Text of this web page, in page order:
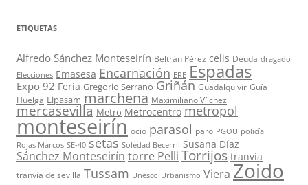
ETIQUETAS
Alfredo Sánchez Monteseirín Beltrán Pérez celis Deuda dragado
Elecciones Emasesa Encarnación ERE Espadas
Expo 92 Feria Gregorio Serrano Griñán Guadalquivir Guía
Huelga Lipasam marchena Maximiliano Vílchez
mercasevilla Metro Metrocentro metropol
monteseirín ocio parasol paro PGOU policía
Rojas Marcos SE-40 setas Soledad Becerril Susana Díaz
Sánchez Monteseirín torre Pelli Torrijos tranvía
tranvía de sevilla Tussam Unesco Urbanismo Viera Zoido